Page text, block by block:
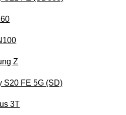
Z
S20 FE 5G (SD)
3T